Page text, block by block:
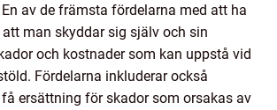
av de främsta fördelarna med att ha
man skyddar sig själv och sin
och kostnader som kan uppstå vid
Fördelarna inkluderar också
ersättning för skador som orsakas av